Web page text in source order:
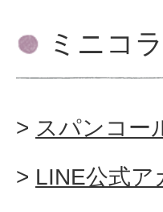
ミニコ
スパンコー
LINE公式